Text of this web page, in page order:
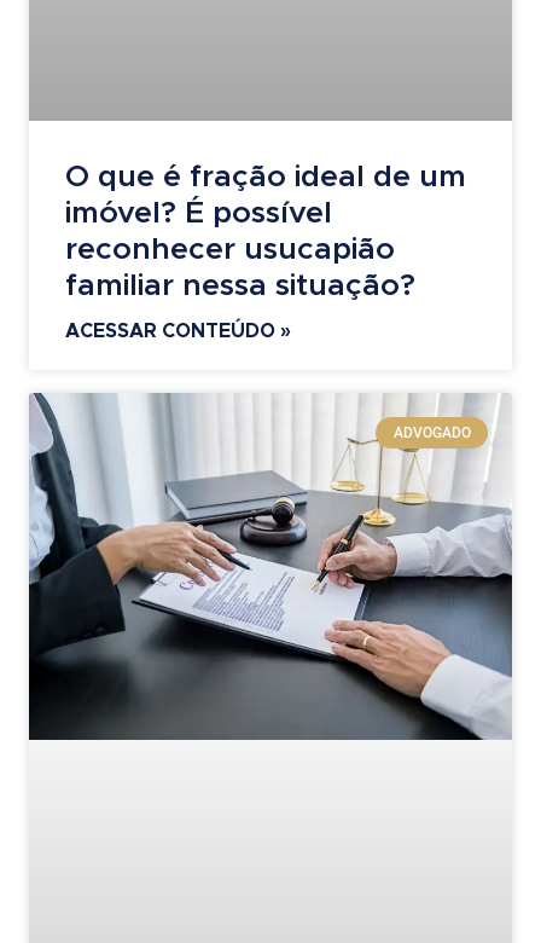
O que é fração ideal de um
imóvel? É possível
reconhecer usucapião
familiar nessa situação?
ACESSAR CONTEÚDO »
ADVOGADO